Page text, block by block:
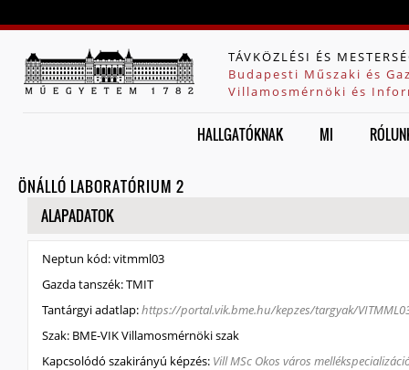
TÁVKÖZLÉSI ÉS
Budapesti Műszaki és
Villamosmérnöki és
HALLGATÓKNAK MI
ÖNÁLLÓ LABORATÓRIUM 2
ELREJT
ALAPADATOK
Neptun kód:vitmml03
Gazda tanszék:TMIT
Tantárgyi adatlap:https://portal.vik.bme.hu/kepzes/targyak/
Szak: BME-VIK Villamosmérnöki szak
Kapcsolódó szakirányú képzés: Vill MSc Okos város